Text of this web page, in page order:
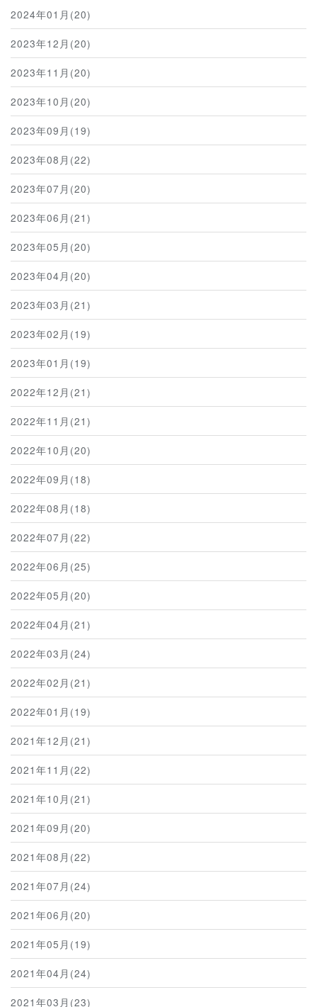
2024年01月(20)
2023年12月(20)
2023年11月(20)
2023年10月(20)
2023年09月(19)
2023年08月(22)
2023年07月(20)
2023年06月(21)
2023年05月(20)
2023年04月(20)
2023年03月(21)
2023年02月(19)
2023年01月(19)
2022年12月(21)
2022年11月(21)
2022年10月(20)
2022年09月(18)
2022年08月(18)
2022年07月(22)
2022年06月(25)
2022年05月(20)
2022年04月(21)
2022年03月(24)
2022年02月(21)
2022年01月(19)
2021年12月(21)
2021年11月(22)
2021年10月(21)
2021年09月(20)
2021年08月(22)
2021年07月(24)
2021年06月(20)
2021年05月(19)
2021年04月(24)
2021年03月(23)